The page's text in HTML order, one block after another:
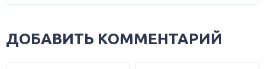
ДОБАВИТЬ КОММЕНТАРИЙ